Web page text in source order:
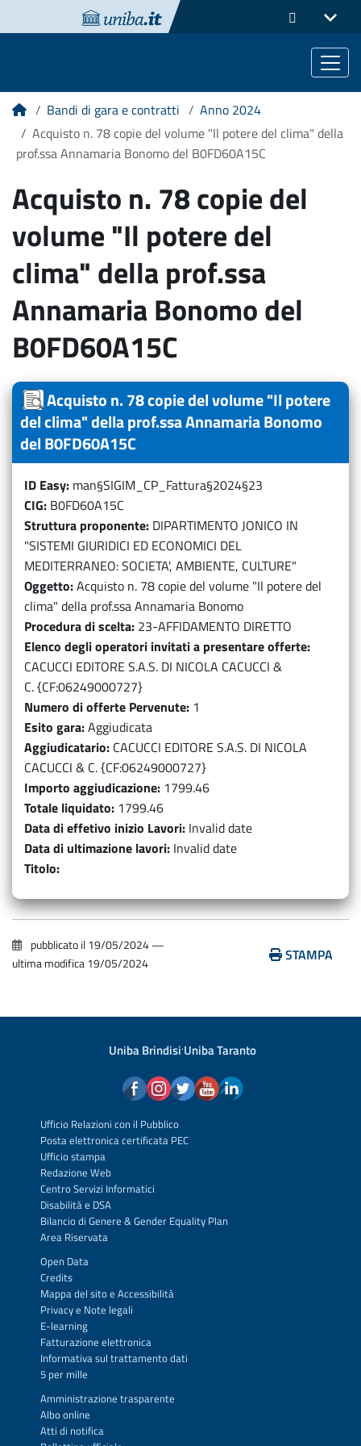
HomeBandi di gara e contratti
Anno 2024
Acquisto n. 78 copie del volume "Il potere del clima" della
prof.ssa Annamaria Bonomo del B0FD60A15C
Acquisto n. 78 copie del
volume "Il potere del
clima" della prof.ssa
Annamaria Bonomo del
B0FD60A15C
Acquisto n. 78 copie del volume "Il potere
del clima" della prof.ssa Annamaria Bonomo
del B0FD60A15C
ID Easy man§SIGIM_CP_Fattura§2024§23
CIG B0FD60A15C
Struttura proponente DIPARTIMENTO JONICO IN
"SISTEMI GIURIDICI ED ECONOMICI DEL
MEDITERRANEO: SOCIETA', AMBIENTE, CULTURE"
Oggetto Acquisto n. 78 copie del volume "Il potere del
clima" della prof.ssa Annamaria Bonomo
Procedura di scelta 23-AFFIDAMENTO DIRETTO
Elenco degli operatori invitati a presentare offerte
CACUCCI EDITORE S.A.S. DI NICOLA CACUCCI &
C. {CF:06249000727}
Numero di offerte Pervenute 1
Esito gara Aggiudicata
Aggiudicatario CACUCCI EDITORE S.A.S. DI NICOLA
CACUCCI & C. {CF:06249000727}
Importo aggiudicazione 1799.46
Totale liquidato 1799.46
Data di effetivo inizio Lavori Invalid date
Data di ultimazione lavori Invalid date
Titolo
pubblicato il19/05/2024—
ultima modifica19/05/2024 STAMPA
Uniba Brindisi·Uniba Taranto
Ufficio Relazioni con il Pubblico
Posta elettronica certificata PEC
Ufficio stampa
Redazione Web
Centro Servizi Informatici
Disabilità e DSA
Bilancio di Genere & Gender Equality Plan
Area Riservata
Open Data
Credits
Mappa del sitoe Accessibilità
Privacye Note legali
E-learning
Fatturazione elettronica
Informativa sul trattamento dati
5 per mille
Amministrazione trasparente
Albo online
Atti di notifica